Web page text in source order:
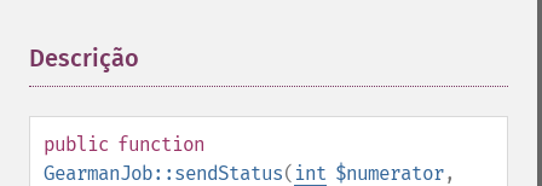
Descrição
public function
GearmanJob::sendStatus( int $numerator,